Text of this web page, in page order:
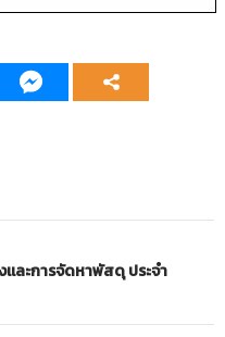
และการจัดหาพัสดุ ประจำ